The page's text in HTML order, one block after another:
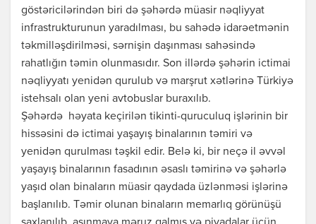
göstəricilərindən biri də şəhərdə müasir nəqliyyat
infrastrukturunun yaradılması, bu sahədə idarəetmənin
təkmilləşdirilməsi, sərnişin daşınması sahəsində
rahatlığın təmin olunmasıdır. Son illərdə şəhərin ictimai
nəqliyyatı yenidən qurulub və marşrut xətlərinə Türkiyə
istehsalı olan yeni avtobuslar buraxılıb.
Şəhərdə həyata keçirilən tikinti-quruculuq işlərinin bir
hissəsini də ictimai yaşayış binalarının təmiri və
yenidən qurulması təşkil edir. Belə ki, bir neçə il əvvəl
yaşayış binalarının fasadının əsaslı təmirinə və şəhərlə
yaşıd olan binaların müasir qaydada üzlənməsi işlərinə
başlanılıb. Təmir olunan binaların memarlıq görünüşü